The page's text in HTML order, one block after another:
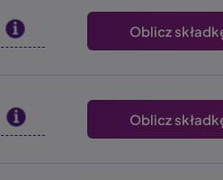
Oblicz
Oblicz